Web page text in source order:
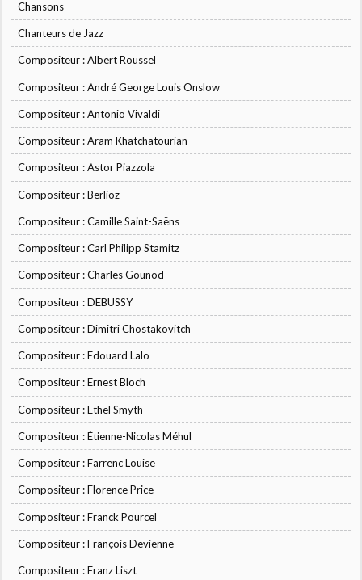
Chansons
Chanteurs de Jazz
Compositeur : Albert Roussel
Compositeur : André George Louis Onslow
Compositeur : Antonio Vivaldi
Compositeur : Aram Khatchatourian
Compositeur : Astor Piazzola
Compositeur : Berlioz
Compositeur : Camille Saint-Saëns
Compositeur : Carl Philipp Stamitz
Compositeur : Charles Gounod
Compositeur : DEBUSSY
Compositeur : Dimitri Chostakovitch
Compositeur : Edouard Lalo
Compositeur : Ernest Bloch
Compositeur : Ethel Smyth
Compositeur : Étienne-Nicolas Méhul
Compositeur : Farrenc Louise
Compositeur : Florence Price
Compositeur : Franck Pourcel
Compositeur : François Devienne
Compositeur : Franz Liszt